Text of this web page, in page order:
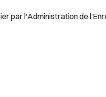
par l'Administration de